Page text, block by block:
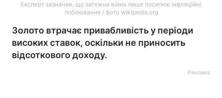
Експерт зазначив, що затяжна війна лише посилює інфляційні
побоювання / фото wikipedia.org
Золото втрачає привабливість у періоди
високих ставок, оскільки не приносить
відсоткового доходу.
Реклама